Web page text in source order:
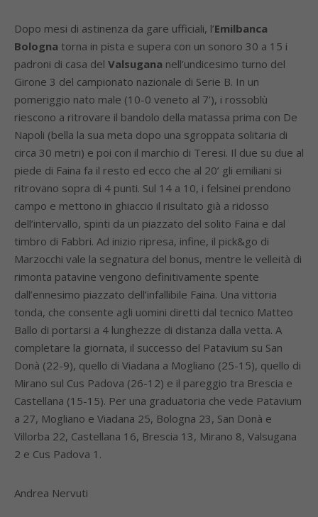
Dopo mesi di astinenza da gare ufficiali, l’Emilbanca
Bologna torna in pista e supera con un sonoro 30 a 15 i
padroni di casa del Valsugana nell’undicesimo turno del
Girone 3 del campionato nazionale di Serie B. In un
pomeriggio nato male (10-0 veneto al 7’), i rossoblù
riescono a ritrovare il bandolo della matassa prima con De
Napoli (bella la sua meta dopo una sgroppata solitaria di
circa 30 metri) e poi con il marchio di Teresi. Il due su due al
piede di Faina fa il resto ed ecco che al 20’ gli emiliani si
ritrovano sopra di 4 punti. Sul 14 a 10, i felsinei prendono
campo e mettono in ghiaccio il risultato già a ridosso
dell’intervallo, spinti da un piazzato del solito Faina e dal
timbro di Fabbri. Ad inizio ripresa, infine, il pick&go di
Marzocchi vale la segnatura del bonus, mentre le velleità di
rimonta patavine vengono definitivamente spente
dall’ennesimo piazzato dell’infallibile Faina. Una vittoria
tonda, che consente agli uomini diretti dal tecnico Matteo
Ballo di portarsi a 4 lunghezze di distanza dalla vetta. A
completare la giornata, il successo del Patavium su San
Donà (22-9), quello di Viadana a Mogliano (25-15), quello di
Mirano sul Cus Padova (26-12) e il pareggio tra Brescia e
Castellana (15-15). Per una graduatoria che vede Patavium
a 27, Mogliano e Viadana 25, Bologna 23, San Donà e
Villorba 22, Castellana 16, Brescia 13, Mirano 8, Valsugana
2 e Cus Padova 1.
Andrea Nervuti